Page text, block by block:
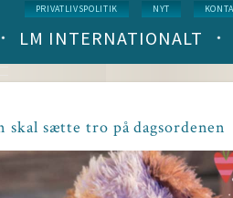
Service
menu
PRIVATLIVSPOLITIK NYT
LM INTERNATIONALT
skal sætte tro på dagsordenen